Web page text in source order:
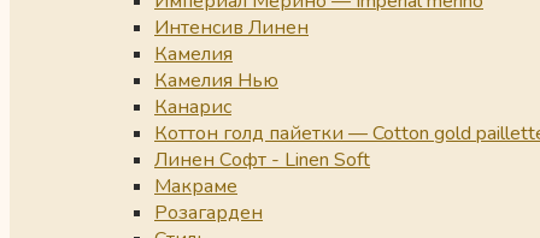
Интенсив Линен
Камелия
Камелия Нью
Канарис
Коттон голд пайетки — Cotton gold
Линен Софт - Linen Soft
Макраме
Розагарден